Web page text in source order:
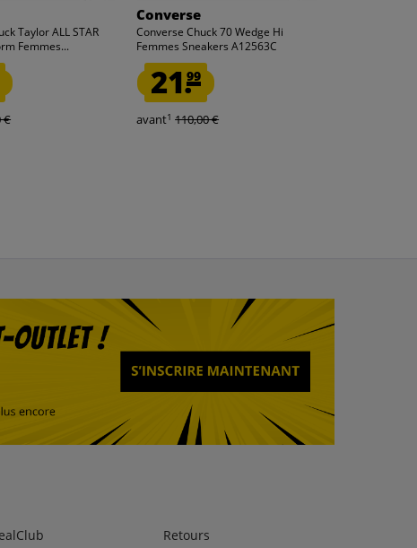
Taylor ALL STAR
Femmes...
€
Converse
Converse Chuck 70 Wedge Hi
Femmes Sneakers A12563C
21.99
avant1 110,00 €
Retours